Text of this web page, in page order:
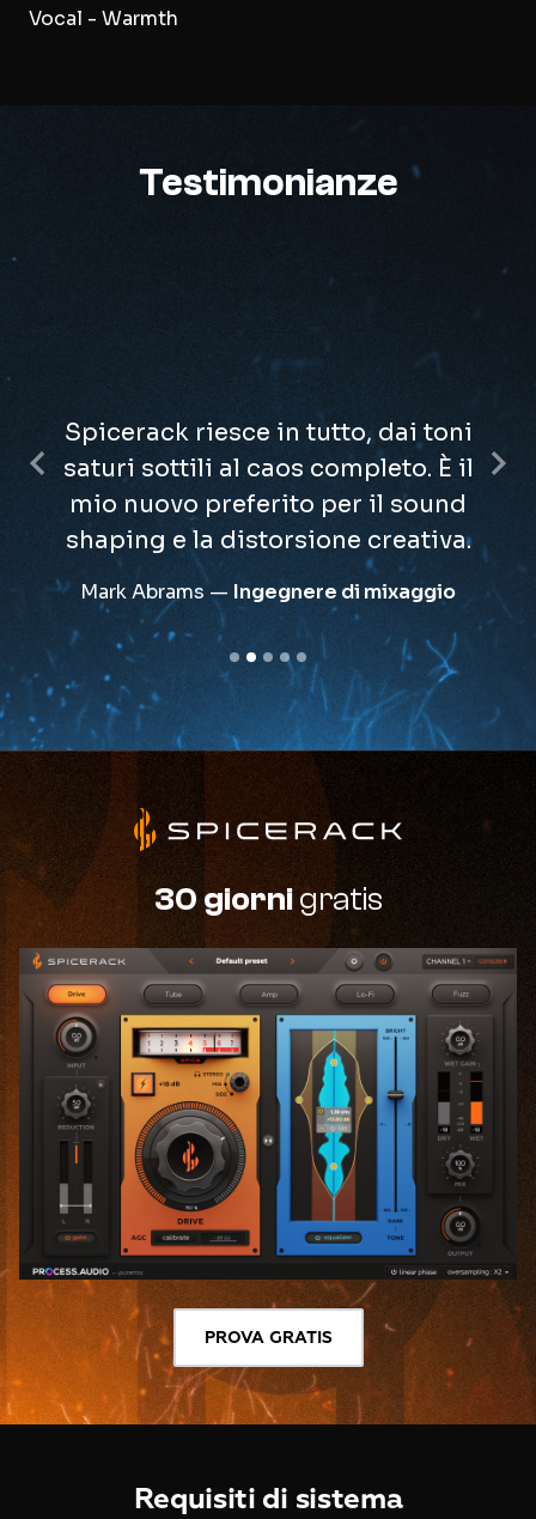
Vocal - Warmth
Testimonianze
Spicerack riesce in tutto, dai toni
saturi sottili al caos completo. È il
mio nuovo preferito per il sound
shaping e la distorsione creativa.
Mark Abrams — Ingegnere di mixaggio
Previous
30 giornigratis
PROVA GRATIS
Requisiti di sistema